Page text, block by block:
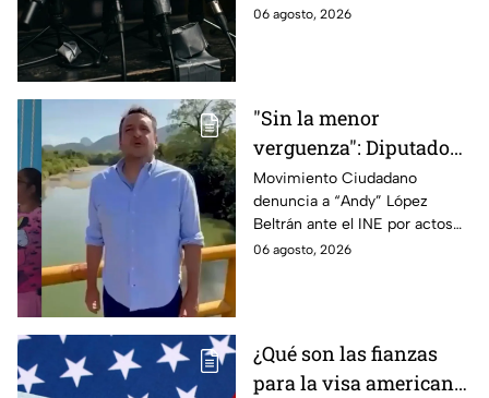
gubernamental supervise,
06 agosto, 2026
"Sin la menor
verguenza": Diputado
Juan Zavala denuncia
ante el INE a Andy
López Beltrán por
campaña anticipada en
Movimiento Ciudadano
denuncia a “Andy” López
Beltrán ante el INE por actos
anticipados de campaña en
06 agosto, 2026
¿Qué son las fianzas
para la visa americana